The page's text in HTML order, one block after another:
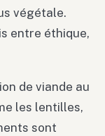
végétale.
entre éthique,
de viande au
les lentilles,
sont